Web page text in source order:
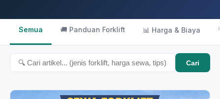
Semua 🚚 Panduan Forklift 📊 Harga & Biaya
Cari